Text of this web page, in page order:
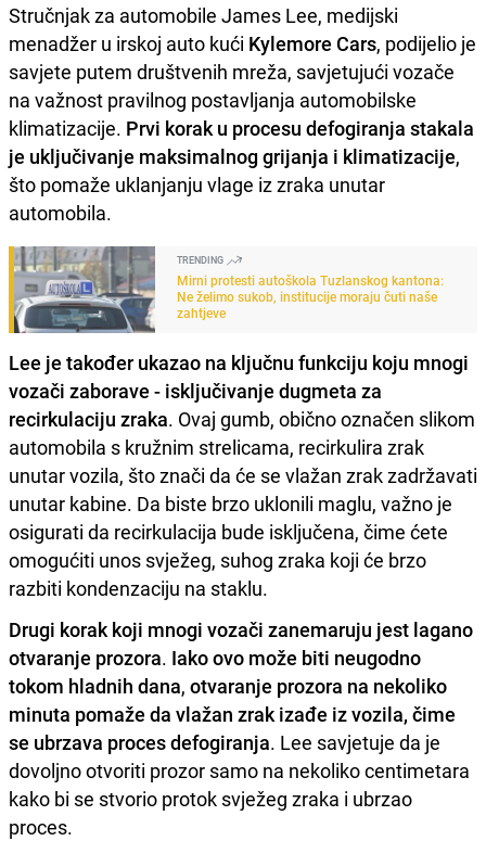
Stručnjak za automobile James Lee, medijski
menadžer u irskoj auto kući Kylemore Cars, podijelio je
savjete putem društvenih mreža, savjetujući vozače
na važnost pravilnog postavljanja automobilske
klimatizacije. Prvi korak u procesu defogiranja stakala
je uključivanje maksimalnog grijanja i klimatizacije,
što pomaže uklanjanju vlage iz zraka unutar
automobila.
TRENDING
Mirni protesti autoškola Tuzlanskog kantona:
Ne želimo sukob, institucije moraju čuti naše
zahtjeve
Lee je također ukazao na ključnu funkciju koju mnogi
vozači zaborave - isključivanje dugmeta za
recirkulaciju zraka. Ovaj gumb, obično označen slikom
automobila s kružnim strelicama, recirkulira zrak
unutar vozila, što znači da će se vlažan zrak zadržavati
unutar kabine. Da biste brzo uklonili maglu, važno je
osigurati da recirkulacija bude isključena, čime ćete
omogućiti unos svježeg, suhog zraka koji će brzo
razbiti kondenzaciju na staklu.
Drugi korak koji mnogi vozači zanemaruju jest lagano
otvaranje prozora. Iako ovo može biti neugodno
tokom hladnih dana, otvaranje prozora na nekoliko
minuta pomaže da vlažan zrak izađe iz vozila, čime
se ubrzava proces defogiranja. Lee savjetuje da je
dovoljno otvoriti prozor samo na nekoliko centimetara
kako bi se stvorio protok svježeg zraka i ubrzao
proces.